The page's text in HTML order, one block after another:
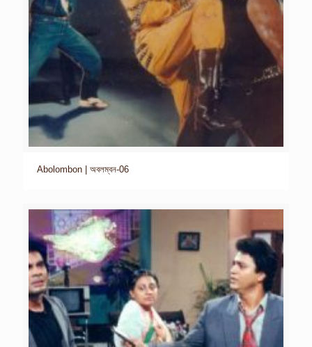
Abolombon | অবলম্বন-06